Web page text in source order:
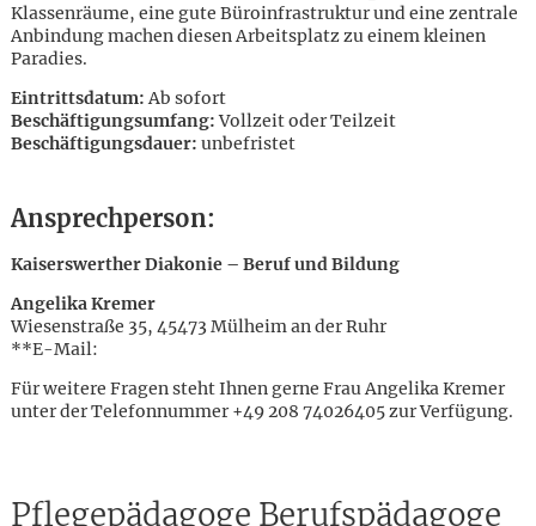
Klassenräume, eine gute Büroinfrastruktur und eine zentrale
Anbindung machen diesen Arbeitsplatz zu einem kleinen
Paradies.
Eintrittsdatum:Ab sofort
Beschäftigungsumfang:Vollzeit oder Teilzeit
Beschäftigungsdauer: unbefristet
Ansprechperson:
Kaiserswerther Diakonie – Beruf und Bildung
Angelika Kremer
Wiesenstraße 35, 45473 Mülheim an der Ruhr
**E-Mail:
Für weitere Fragen steht Ihnen gerne Frau Angelika Kremer
unter der Telefonnummer +49 208 74026405 zur Verfügung.
Pflegepädagoge Berufspädagoge